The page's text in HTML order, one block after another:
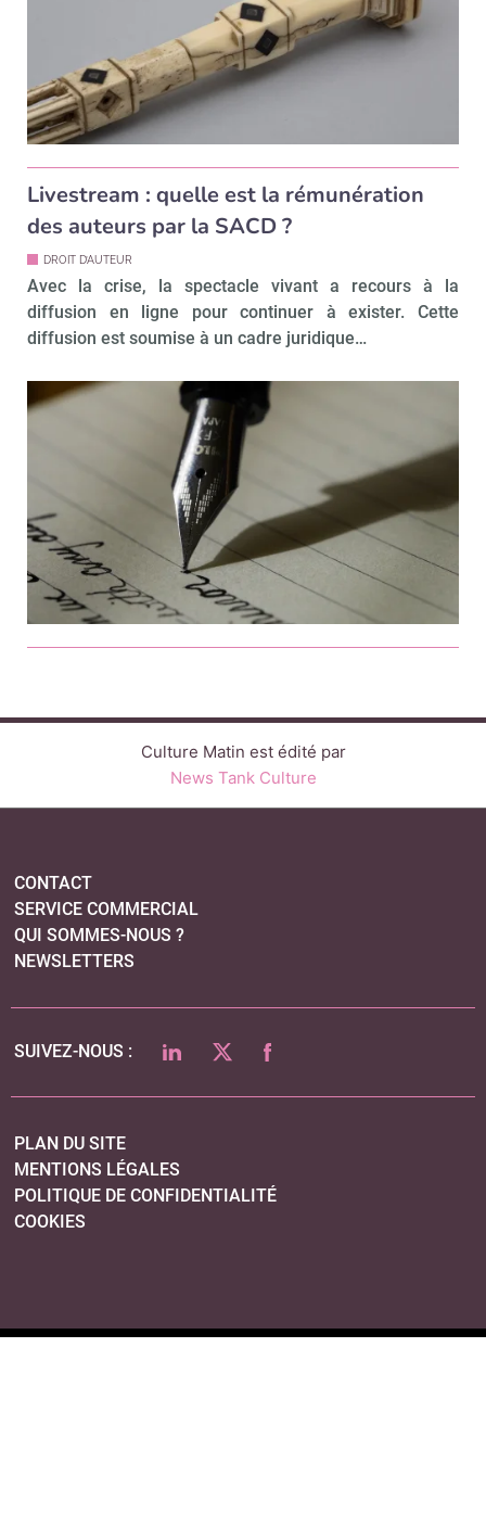
Livestream : quelle est la rémunération
des auteurs par la SACD ?
DROIT D’AUTEUR
Avec la crise, la spectacle vivant a recours à la
diffusion en ligne pour continuer à exister. Cette
diffusion est soumise à un cadre juridique…
Culture Matin est édité par
News Tank Culture
CONTACT
SERVICE COMMERCIAL
QUI SOMMES-NOUS ?
NEWSLETTERS
SUIVEZ-NOUS : LINKEDINTWITTERFACEBOOK
PLAN DU SITE
MENTIONS LÉGALES
POLITIQUE DE CONFIDENTIALITÉ
COOKIES